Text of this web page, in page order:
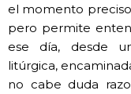
el momento
pero permite
ese día, desde
litúrgica,
no cabe duda